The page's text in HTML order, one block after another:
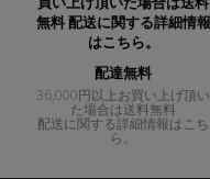
配達無料
36,000円以上お買い上げ頂い
た場合は送料無料
配送に関する詳細情報はこち
ら。